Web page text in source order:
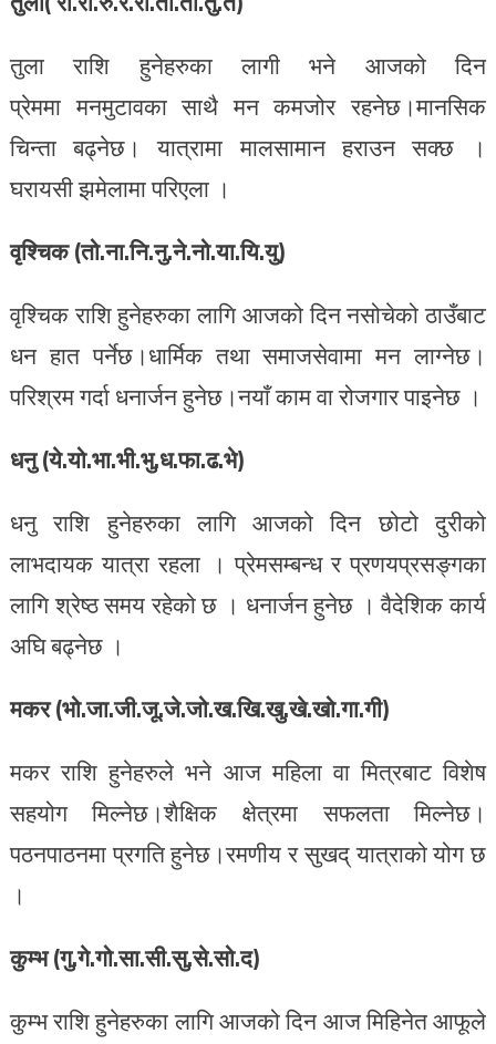
तुला राशि हुनेहरुका लागी भने आजको दिन
प्रेममा मनमुटावका साथै मन कमजोर रहनेछ।मानसिक
चिन्ता बढ्नेछ। यात्रामा मालसामान हराउन सक्छ ।
घरायसी झमेलामा परिएला ।
वृश्चिक (तो.ना.नि.नु.ने.नो.या.यि.यु)
वृश्चिक राशि हुनेहरुका लागि आजको दिन नसोचेको ठाउँबाट
धन हात पर्नेछ।धार्मिक तथा समाजसेवामा मन लाग्नेछ।
परिश्रम गर्दा धनार्जन हुनेछ।नयाँ काम वा रोजगार पाइनेछ ।
धनु (ये.यो.भा.भी.भु.ध.फा.ढ.भे)
धनु राशि हुनेहरुका लागि आजको दिन छोटो दुरीको
लाभदायक यात्रा रहला । प्रेमसम्बन्ध र प्रणयप्रसङ्गका
लागि श्रेष्ठ समय रहेको छ । धनार्जन हुनेछ । वैदेशिक कार्य
अघि बढ्नेछ ।
मकर (भो.जा.जी.जू.जे.जो.ख.खि.खु.खे.खो.गा.गी)
मकर राशि हुनेहरुले भने आज महिला वा मित्रबाट विशेष
सहयोग मिल्नेछ।शैक्षिक क्षेत्रमा सफलता मिल्नेछ।
पठनपाठनमा प्रगति हुनेछ।रमणीय र सुखद् यात्राको योग छ
।
कुम्भ (गु.गे.गो.सा.सी.सु.से.सो.द)
कुम्भ राशि हुनेहरुका लागि आजको दिन आज मिहिनेत आफूले